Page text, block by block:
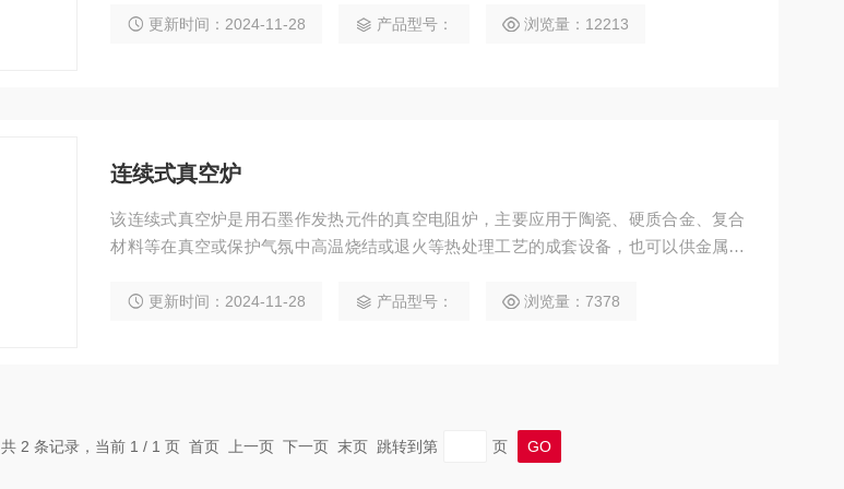
更新时间：2024-11-28 产品型号： 浏览量：12213
连续式真空炉
该连续式真空炉是用石墨作发热元件的真空电阻炉，主要应用于陶瓷、硬质合金、复合
材料等在真空或保护气氛中高温烧结或退火等热处理工艺的成套设备，也可以供金属材
产自动化程度高、处理量大、热处理产品质量好等优点，可大大提高企业的生产效率，
更新时间：2024-11-28 产品型号： 浏览量：7378
共 2 条记录，当前 1 / 1 页 首页 上一页 下一页 末页 跳转到第 页